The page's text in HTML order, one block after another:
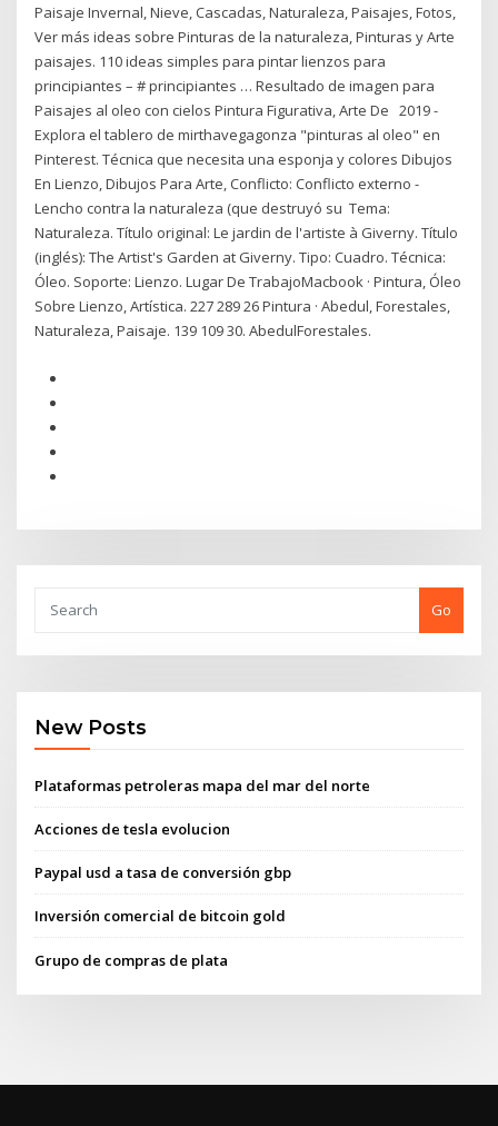
Paisaje Invernal, Nieve, Cascadas, Naturaleza, Paisajes, Fotos,
Ver más ideas sobre Pinturas de la naturaleza, Pinturas y Arte
paisajes. 110 ideas simples para pintar lienzos para
principiantes – # principiantes … Resultado de imagen para
Paisajes al oleo con cielos Pintura Figurativa, Arte De 2019 -
Explora el tablero de mirthavegagonza "pinturas al oleo" en
Pinterest. Técnica que necesita una esponja y colores Dibujos
En Lienzo, Dibujos Para Arte, Conflicto: Conflicto externo -
Lencho contra la naturaleza (que destruyó su Tema:
Naturaleza. Título original: Le jardin de l'artiste à Giverny. Título
(inglés): The Artist's Garden at Giverny. Tipo: Cuadro. Técnica:
Óleo. Soporte: Lienzo. Lugar De TrabajoMacbook · Pintura, Óleo
Sobre Lienzo, Artística. 227 289 26 Pintura · Abedul, Forestales,
Naturaleza, Paisaje. 139 109 30. AbedulForestales.
Go
New Posts
Plataformas petroleras mapa del mar del norte
Acciones de tesla evolucion
Paypal usd a tasa de conversión gbp
Inversión comercial de bitcoin gold
Grupo de compras de plata